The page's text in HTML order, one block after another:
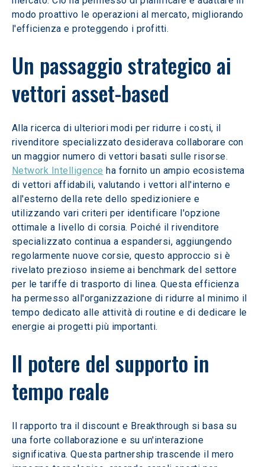
modo proattivo le operazioni al mercato, migliorando
l'efficienza e proteggendo i profitti.
Un passaggio strategico ai
vettori asset-based
Alla ricerca di ulteriori modi per ridurre i costi, il
rivenditore specializzato desiderava collaborare con
un maggior numero di vettori basati sulle risorse.
Network Intelligence ha fornito un ampio ecosistema
di vettori affidabili, valutando i vettori all'interno e
all'esterno della rete dello spedizioniere e
utilizzando vari criteri per identificare l'opzione
ottimale a livello di corsia. Poiché il rivenditore
specializzato continua a espandersi, aggiungendo
regolarmente nuove corsie, questo approccio si è
rivelato prezioso insieme ai benchmark del settore
per le tariffe di trasporto di linea. Questa efficienza
ha permesso all'organizzazione di ridurre al minimo il
tempo dedicato alle attività di routine e di dedicare le
energie ai progetti più importanti.
Il potere del supporto in
tempo reale
Il rapporto tra il discount e Breakthrough si basa su
una forte collaborazione e su un'interazione
significativa. Questa partnership trascende il mero